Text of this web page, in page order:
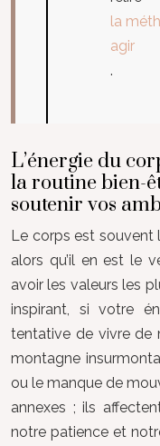
la
agir
.
L’énergie du
la routine bien-
soutenir vos
Le corps est souvent
alors qu’il en est le
avoir les valeurs les
inspirant, si votre
tentative de vivre de
montagne
ou le manque de
annexes ; ils
notre patience et